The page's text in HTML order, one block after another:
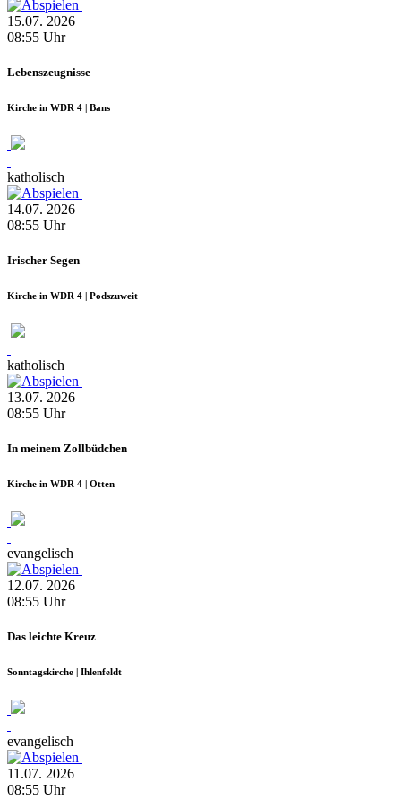
15.07. 2026
08:55 Uhr
Lebenszeugnisse
Kirche in WDR 4 | Bans
katholisch
14.07. 2026
08:55 Uhr
Irischer Segen
Kirche in WDR 4 | Podszuweit
katholisch
13.07. 2026
08:55 Uhr
In meinem Zollbüdchen
Kirche in WDR 4 | Otten
evangelisch
12.07. 2026
08:55 Uhr
Das leichte Kreuz
Sonntagskirche | Ihlenfeldt
evangelisch
11.07. 2026
08:55 Uhr